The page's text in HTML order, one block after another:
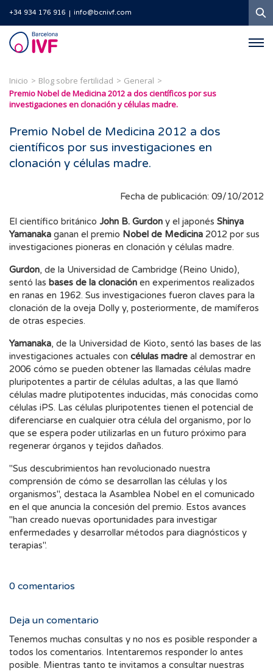
+34 934 176 916 info@bcnivf.com
Barcelona
IVF
Inicio Blog sobre fertilidad
General
Premio Nobel de Medicina 2012 a dos científicos por sus
investigaciones en clonación y células madre.
Premio Nobel de Medicina 2012 a dos
científicos por sus investigaciones en
clonación y células madre.
Fecha de publicación: 09/10/2012
El científico británico John B. Gurdon y el japonés Shinya
Yamanaka ganan el premio Nobel de Medicina 2012 por sus
investigaciones pioneras en clonación y células madre.
Gurdon, de la Universidad de Cambridge (Reino Unido),
sentó las bases de la clonación en experimentos realizados
en ranas en 1962. Sus investigaciones fueron claves para la
clonación de la oveja Dolly y, posteriormente, de mamíferos
de otras especies.
Yamanaka, de la Universidad de Kioto, sentó las bases de las
investigaciones actuales con células madre al demostrar en
2006 cómo se pueden obtener las llamadas células madre
pluripotentes a partir de células adultas, a las que llamó
células madre plutipotentes inducidas, más conocidas como
células iPS. Las células pluripotentes tienen el potencial de
diferenciarse en cualquier otra célula del organismo, por lo
que se espera poder utilizarlas en un futuro próximo para
regenerar órganos y tejidos dañados.
"Sus descubrimientos han revolucionado nuestra
comprensión de cómo se desarrollan las células y los
organismos", destaca la Asamblea Nobel en el comunicado
en el que anuncia la concesión del premio. Estos avances
"han creado nuevas oportunidades para investigar
enfermedades y desarrollar métodos para diagnósticos y
terapias".
0 comentarios
Deja un comentario
Tenemos muchas consultas y no nos es posible responder a
todos los comentarios. Intentaremos responder lo antes
posible. Mientras tanto te invitamos a consultar nuestras